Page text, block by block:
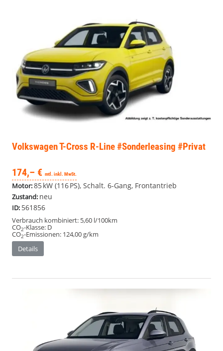
Volkswagen T-Cross R-Line #Sonderleasing #Privat
174,– € mtl. inkl. MwSt.
Motor:85 kW (116 PS), Schalt. 6-Gang, Frontantrieb
Zustand: neu
ID: 561856
Verbrauch kombiniert: 5,60 l/100km
CO2-Klasse: D
CO2-Emissionen: 124,00 g/km
Details